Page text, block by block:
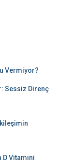
Vermiyor?
Sessiz Direnç
D Vitamini